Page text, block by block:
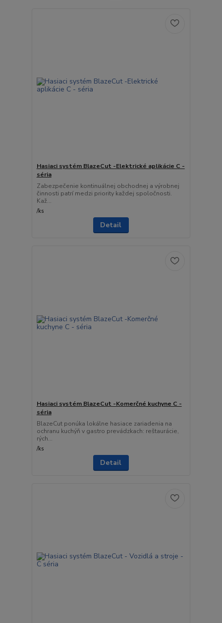
Hasiaci systém BlazeCut -Elektrické aplikácie C -
séria
Zabezpečenie kontinuálnej obchodnej a výrobnej
činnosti patrí medzi priority každej spoločnosti.
Kaž...
/ks
Detail
Hasiaci systém BlazeCut -Komerčné kuchyne C -
séria
BlazeCut ponúka lokálne hasiace zariadenia na
ochranu kuchýň v gastro prevádzkach: reštaurácie,
rých...
/ks
Detail